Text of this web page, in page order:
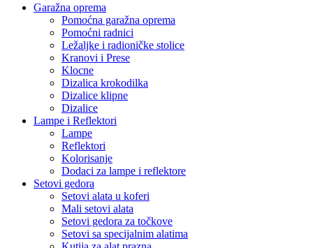
Garažna oprema
Pomoćna garažna oprema
Pomoćni radnici
Ležaljke i radioničke stolice
Kranovi i Prese
Klocne
Dizalica krokodilka
Dizalice klipne
Dizalice
Lampe i Reflektori
Lampe
Reflektori
Kolorisanje
Dodaci za lampe i reflektore
Setovi gedora
Setovi alata u koferi
Mali setovi alata
Setovi gedora za točkove
Setovi sa specijalnim alatima